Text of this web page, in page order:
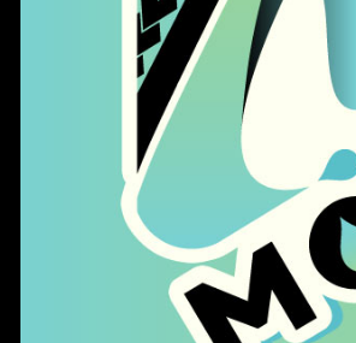
REDACTRICE EN CHEF